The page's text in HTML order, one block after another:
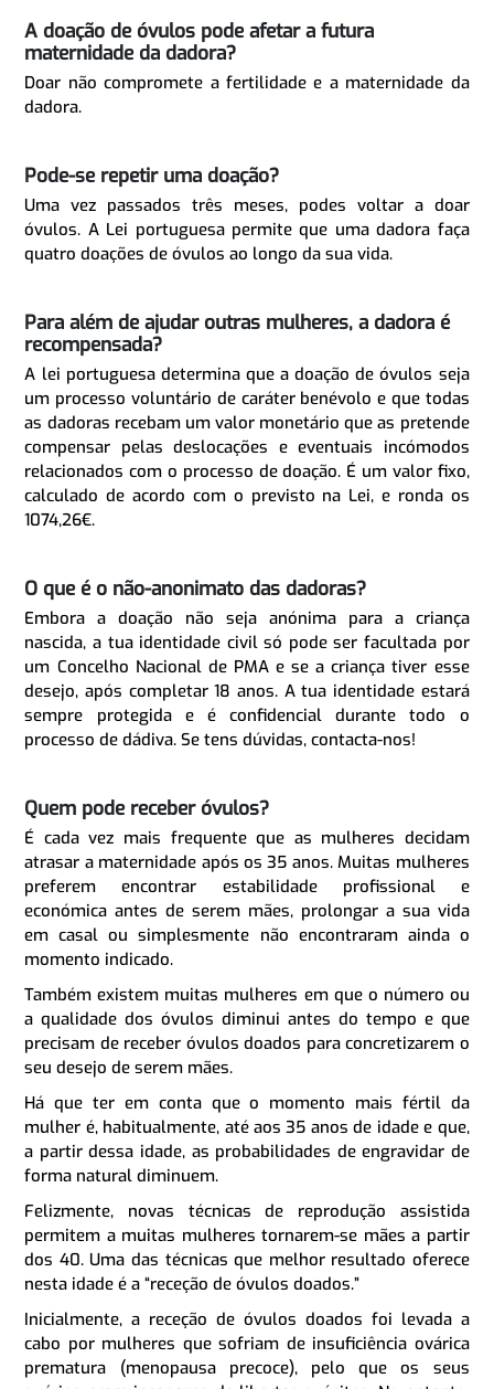
A doação de óvulos pode afetar a futura
maternidade da dadora?
Doar não compromete a fertilidade e a maternidade da
dadora.
Pode-se repetir uma doação?
Uma vez passados três meses, podes voltar a doar
óvulos. A Lei portuguesa permite que uma dadora faça
quatro doações de óvulos ao longo da sua vida.
Para além de ajudar outras mulheres, a dadora é
recompensada?
A lei portuguesa determina que a doação de óvulos seja
um processo voluntário de caráter benévolo e que todas
as dadoras recebam um valor monetário que as pretende
compensar pelas deslocações e eventuais incómodos
relacionados com o processo de doação. É um valor fixo,
calculado de acordo com o previsto na Lei, e ronda os
1074,26€.
O que é o não-anonimato das dadoras?
Embora a doação não seja anónima para a criança
nascida, a tua identidade civil só pode ser facultada por
um Concelho Nacional de PMA e se a criança tiver esse
desejo, após completar 18 anos. A tua identidade estará
sempre protegida e é confidencial durante todo o
processo de dádiva. Se tens dúvidas, contacta-nos!
Quem pode receber óvulos?
É cada vez mais frequente que as mulheres decidam
atrasar a maternidade após os 35 anos. Muitas mulheres
preferem encontrar estabilidade profissional e
económica antes de serem mães, prolongar a sua vida
em casal ou simplesmente não encontraram ainda o
momento indicado.
Também existem muitas mulheres em que o número ou
a qualidade dos óvulos diminui antes do tempo e que
precisam de receber óvulos doados para concretizarem o
seu desejo de serem mães.
Há que ter em conta que o momento mais fértil da
mulher é, habitualmente, até aos 35 anos de idade e que,
a partir dessa idade, as probabilidades de engravidar de
forma natural diminuem.
Felizmente, novas técnicas de reprodução assistida
permitem a muitas mulheres tornarem-se mães a partir
dos 40. Uma das técnicas que melhor resultado oferece
nesta idade é a “receção de óvulos doados.”
Inicialmente, a receção de óvulos doados foi levada a
cabo por mulheres que sofriam de insuficiência ovárica
prematura (menopausa precoce), pelo que os seus